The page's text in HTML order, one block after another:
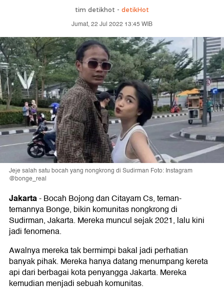
tim detikhot - detikHot
Jumat, 22 Jul 2022 13:45 WIB
Jeje salah satu bocah yang nongkrong di Sudirman Foto: Instagram
@bonge_real
Jakarta-Bocah Bojong dan Citayam Cs, teman-
temannya Bonge, bikin komunitas nongkrong di
Sudirman, Jakarta. Mereka muncul sejak 2021, lalu kini
jadi fenomena.
Awalnya mereka tak bermimpi bakal jadi perhatian
banyak pihak. Mereka hanya datang menumpang kereta
api dari berbagai kota penyangga Jakarta. Mereka
kemudian menjadi sebuah komunitas.